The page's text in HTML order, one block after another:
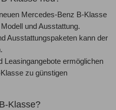
Mercedes-Benz B-Klasse
und Ausstattung.
Ausstattungspaketen kann der
Leasingangebote ermöglichen
zu günstigen
Klasse?